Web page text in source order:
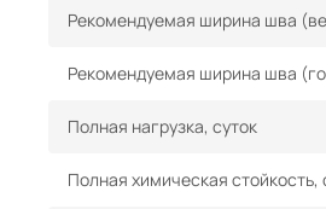
Рекомендуемая ширина шва
Рекомендуемая ширина шва
Полная нагрузка, суток
Полная химическая стойкость,